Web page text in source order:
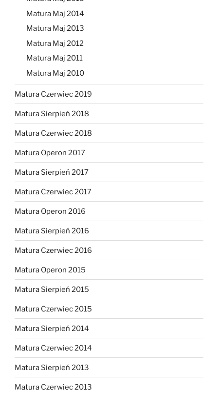
Matura Maj 2014
Matura Maj 2013
Matura Maj 2012
Matura Maj 2011
Matura Maj 2010
Matura Czerwiec 2019
Matura Sierpień 2018
Matura Czerwiec 2018
Matura Operon 2017
Matura Sierpień 2017
Matura Czerwiec 2017
Matura Operon 2016
Matura Sierpień 2016
Matura Czerwiec 2016
Matura Operon 2015
Matura Sierpień 2015
Matura Czerwiec 2015
Matura Sierpień 2014
Matura Czerwiec 2014
Matura Sierpień 2013
Matura Czerwiec 2013